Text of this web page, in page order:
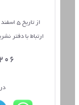
از تاریخ 5 اسفند 1404 تا 15 فروردین 1405
ارتباط با دفتر